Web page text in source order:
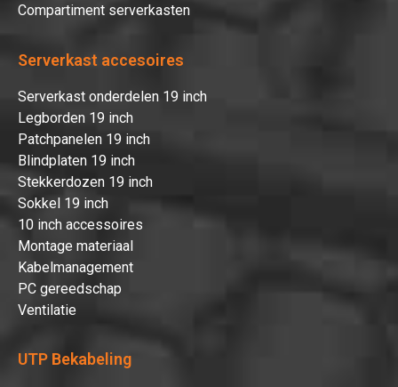
Compartiment serverkasten
Serverkast accesoires
Serverkast onderdelen 19 inch
Legborden 19 inch
Patchpanelen 19 inch
Blindplaten 19 inch
Stekkerdozen 19 inch
Sokkel 19 inch
10 inch accessoires
Montage materiaal
Kabelmanagement
PC gereedschap
Ventilatie
UTP Bekabeling